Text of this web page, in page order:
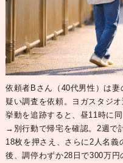
依頼者Bさん（40代男性）は
疑い調査を依頼。ヨガスタジ
挙動を追跡すると、 昼11時に
→別行動で帰宅を確認。2週で
18枚を押さえ、さらに2人名義
後、調停わずか28日で300万円